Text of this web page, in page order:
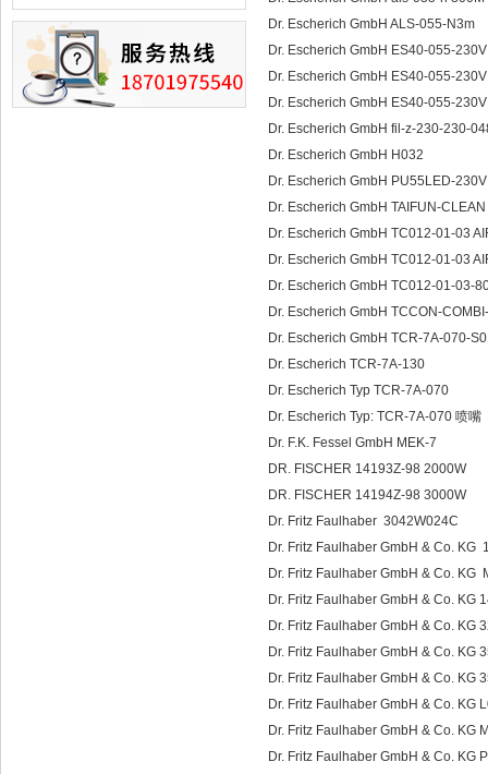
Dr. Escherich GmbH ALS-055-N3m
Dr. Escherich GmbH ES40-055-
Dr. Escherich GmbH ES40-055-
Dr. Escherich GmbH ES40-055-
Dr. Escherich GmbH fil-z-230-230-
Dr. Escherich GmbH H032
Dr. Escherich GmbH PU55LED-
Dr. Escherich GmbH TAIFUN-
Dr. Escherich GmbH TC012-01-03
Dr. Escherich GmbH TC012-01-03
Dr. Escherich GmbH TC012-01-03-
Dr. Escherich GmbH TCCON-
Dr. Escherich GmbH TCR-7A-070-
Dr. Escherich TCR-7A-130
Dr. Escherich Typ TCR-7A-070
Dr. Escherich Typ: TCR-7A-070 喷嘴
Dr. F.K. Fessel GmbH MEK-7
DR. FISCHER 14193Z-98 2000W
DR. FISCHER 14194Z-98 3000W
Dr. Fritz Faulhaber 3042W024C
Dr. Fritz Faulhaber GmbH & Co.
Dr. Fritz Faulhaber GmbH & Co. KG
Dr. Fritz Faulhaber GmbH & Co.
Dr. Fritz Faulhaber GmbH & Co.
Dr. Fritz Faulhaber GmbH & Co.
Dr. Fritz Faulhaber GmbH & Co. KG
Dr. Fritz Faulhaber GmbH & Co.
Dr. Fritz Faulhaber GmbH & Co. KG
Dr. Fritz Faulhaber GmbH & Co.